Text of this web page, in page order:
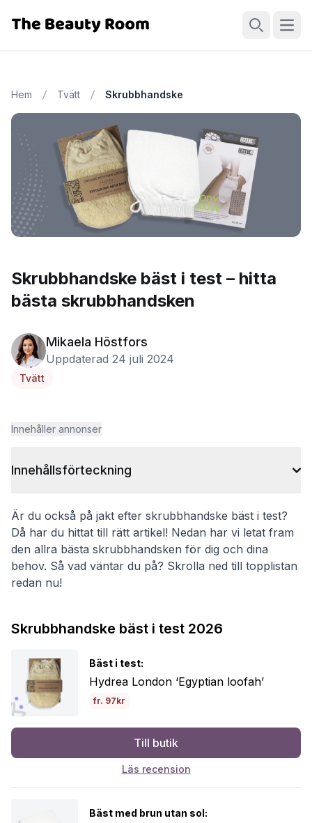
Hem Tvätt Skrubbhandske
Skrubbhandske bäst i test – hitta
bästa skrubbhandsken
Mikaela Höstfors
Uppdaterad 24 juli 2024
Tvätt
Innehåller annonser
Innehållsförteckning
Är du också på jakt efter skrubbhandske bäst i test?
Då har du hittat till rätt artikel! Nedan har vi letat fram
den allra bästa skrubbhandsken för dig och dina
behov. Så vad väntar du på? Skrolla ned till topplistan
redan nu!
Skrubbhandske bäst i test 2026
Bäst i test:
Hydrea London ‘Egyptian loofah’
fr. 97kr
Till butik
Läs recension
Bäst med brun utan sol: